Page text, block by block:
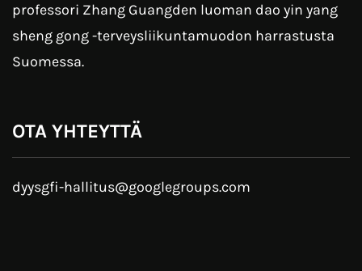
professori Zhang Guangden luoman dao yin yang
sheng gong -terveysliikuntamuodon harrastusta
Suomessa.
OTA YHTEYTTÄ
dyysgfi-hallitus@googlegroups.com